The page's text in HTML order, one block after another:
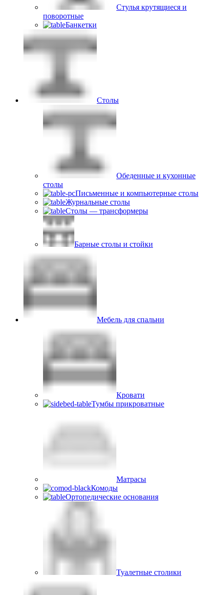
Стулья крутящиеся и
поворотные
Банкетки
Столы
Обеденные и кухонные
столы
Письменные и компьютерные столы
Журнальные столы
Столы — трансформеры
Барные столы и стойки
Мебель для спальни
Кровати
Тумбы прикроватные
Матрасы
Комоды
Ортопедические основания
Туалетные столики